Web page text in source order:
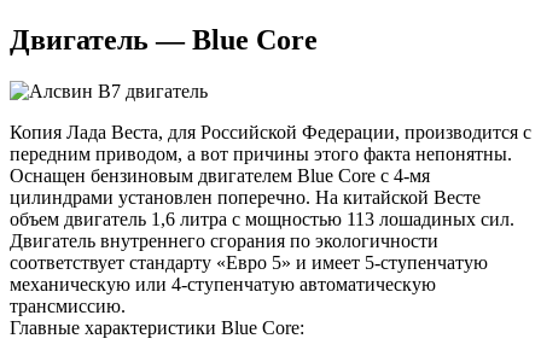
Двигатель — Blue Core
Копия Лада Веста, для Российской Федерации, производится с
передним приводом, а вот причины этого факта непонятны.
Оснащен бензиновым двигателем Blue Core с 4-мя
цилиндрами установлен поперечно. На китайской Весте
объем двигатель 1,6 литра с мощностью 113 лошадиных сил.
Двигатель внутреннего сгорания по экологичности
соответствует стандарту «Евро 5» и имеет 5-ступенчатую
механическую или 4-ступенчатую автоматическую
трансмиссию.
Главные характеристики Blue Core: